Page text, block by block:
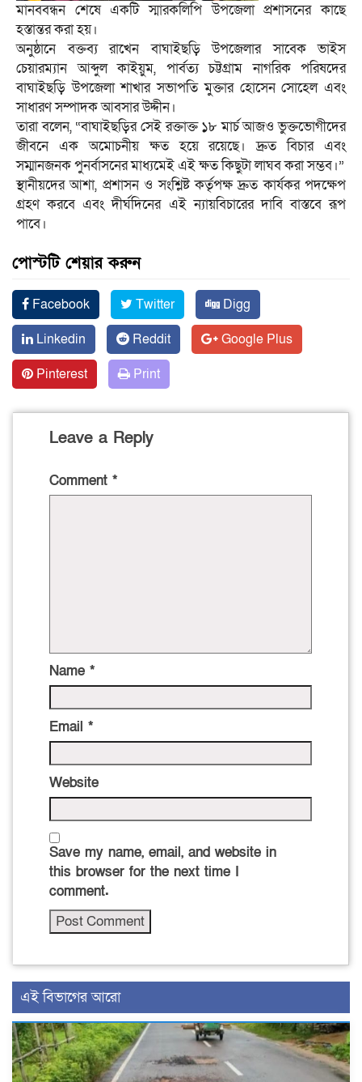
মানববন্ধন শেষে একটি স্মারকলিপি উপজেলা প্রশাসনের কাছে
হস্তান্তর করা হয়।
অনুষ্ঠানে বক্তব্য রাখেন বাঘাইছড়ি উপজেলার সাবেক ভাইস
চেয়ারম্যান আব্দুল কাইয়ুম, পার্বত্য চট্টগ্রাম নাগরিক পরিষদের
বাঘাইছড়ি উপজেলা শাখার সভাপতি মুক্তার হোসেন সোহেল এবং
সাধারণ সম্পাদক আবসার উদ্দীন।
তারা বলেন, “বাঘাইছড়ির সেই রক্তাক্ত ১৮ মার্চ আজও ভুক্তভোগীদের
জীবনে এক অমোচনীয় ক্ষত হয়ে রয়েছে। দ্রুত বিচার এবং
সম্মানজনক পুনর্বাসনের মাধ্যমেই এই ক্ষত কিছুটা লাঘব করা সম্ভব।”
স্থানীয়দের আশা, প্রশাসন ও সংশ্লিষ্ট কর্তৃপক্ষ দ্রুত কার্যকর পদক্ষেপ
গ্রহণ করবে এবং দীর্ঘদিনের এই ন্যায়বিচারের দাবি বাস্তবে রূপ
পাবে।
পোস্টটি শেয়ার করুন
Facebook Twitter
Digg
Linkedin
Reddit
Google Plus
Pinterest
Print
Leave a Reply
Comment *
Name *
Email *
Website
Save my name, email, and website in
this browser for the next time I
comment.
এই বিভাগের আরো